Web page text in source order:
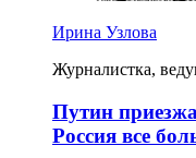
Ирина Узлова
Журналистка,
Путин
Россия все